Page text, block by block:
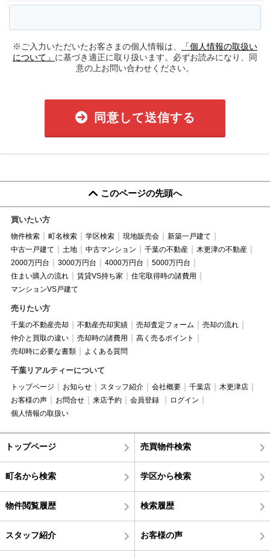
※ご入力いただいたお客さまの個人情報は、
「個人情報の取扱い
について」 に基づき適正に取り扱います。必ずお読みになり、同
意の上お問い合わせください。
同意して送信する
このページの先頭へ
買いたい方
物件検索 町名検索 学区検索 現地販売会
新築一戸建て
中古一戸建て
土地 中古マンション 千葉の不動産
木更津の不動産
2000万円台
3000万円台 4000万円台
5000万円台
住まい購入の流れ
賃貸VS持ち家
住宅取得時の諸費用
マンションVS戸建て
売りたい方
千葉の不動産売却 不動産売却実績 売却査定フォーム
売却の流れ
仲介と買取の違い
売却時の諸費用
高く売るポイント
売却時に必要な書類
よくある質問
千葉リアルティーについて
トップページ お知らせ スタッフ紹介 会社概要 千葉店
木更津店
お客様の声
お問合せ 来店予約 会員登録
ログイン
個人情報の取扱い
トップページ 売買物件検索
町名から検索 学区から検索
物件閲覧履歴 検索履歴
スタッフ紹介 お客様の声